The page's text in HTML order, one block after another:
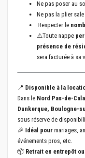
Ne pas poser au
Ne pas la plier
Respecter le
⚠️Toute nappe
présence de
sera facturée à sa
📍 Disponible à la
Dans le Nord Pas-de-
Dunkerque, Boulogne-
sous réserve de
🎉 Idéal pour mariages,
événements pros, etc.
📦 Retrait en entrepôt